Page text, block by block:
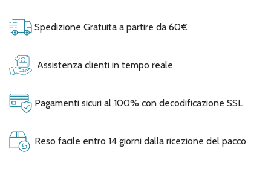
Spedizione Gratuita a partire da 60€
Assistenza clienti in tempo reale
Pagamenti sicuri al 100% con decodificazione SSL
Reso facile entro 14 giorni dalla ricezione del pacco